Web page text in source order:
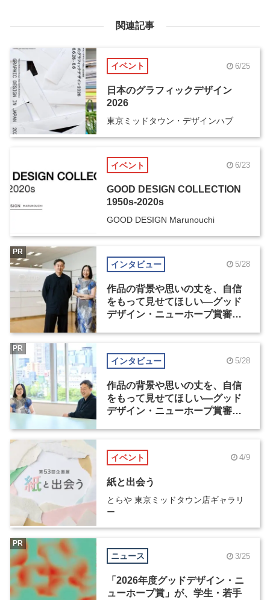
関連記事
イベント 6/25
日本のグラフィックデザイン
2026
東京ミッドタウン・デザインハブ
イベント 6/23
GOOD DESIGN COLLECTION
1950s-2020s
GOOD DESIGN Marunouchi
インタビュー 5/28
作品の背景や思いの丈を、自信
をもって見せてほしい―グッド
デザイン・ニューホープ賞審査
PR
インタビュー 5/28
作品の背景や思いの丈を、自信
をもって見せてほしい―グッド
デザイン・ニューホープ賞審査
PR
イベント 4/9
紙と出会う
とらや 東京ミッドタウン店ギャラリ
ー
ニュース 3/25
「2026年度グッドデザイン・ニ
ューホープ賞」が、学生・若手
PR